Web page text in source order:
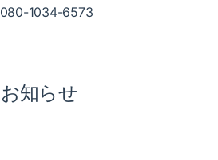
080-1034-6573
2025-06（2）
お知らせ